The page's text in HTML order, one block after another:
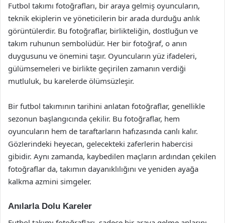
Futbol takımı fotoğrafları, bir araya gelmiş oyuncuların,
teknik ekiplerin ve yöneticilerin bir arada durduğu anlık
görüntülerdir. Bu fotoğraflar, birlikteliğin, dostluğun ve
takım ruhunun sembolüdür. Her bir fotoğraf, o anın
duygusunu ve önemini taşır. Oyuncuların yüz ifadeleri,
gülümsemeleri ve birlikte geçirilen zamanın verdiği
mutluluk, bu karelerde ölümsüzleşir.
Bir futbol takımının tarihini anlatan fotoğraflar, genellikle
sezonun başlangıcında çekilir. Bu fotoğraflar, hem
oyuncuların hem de taraftarların hafızasında canlı kalır.
Gözlerindeki heyecan, gelecekteki zaferlerin habercisi
gibidir. Aynı zamanda, kaybedilen maçların ardından çekilen
fotoğraflar da, takımın dayanıklılığını ve yeniden ayağa
kalkma azmini simgeler.
Anılarla Dolu Kareler